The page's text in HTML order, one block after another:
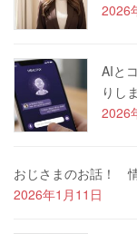
2026
AIと
りし
2026
おじさまのお話！
2026年1月11日